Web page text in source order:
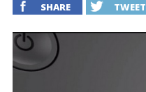
SHARE TWEET